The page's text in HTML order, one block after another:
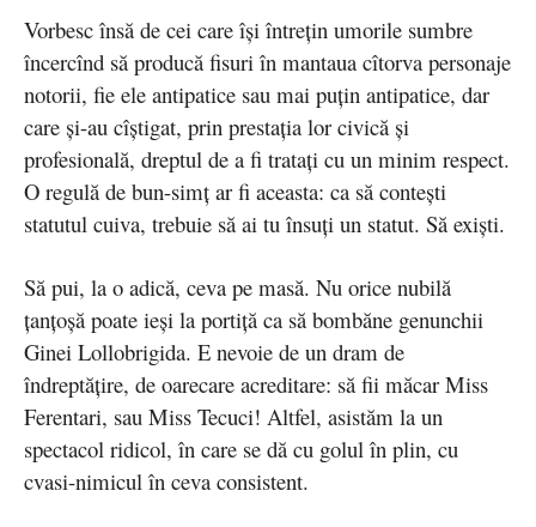
Vorbesc însă de cei care îşi întreţin umorile sumbre
încercînd să producă fisuri în mantaua cîtorva personaje
notorii, fie ele antipatice sau mai puţin antipatice, dar
care şi-au cîştigat, prin prestaţia lor civică şi
profesională, dreptul de a fi trataţi cu un minim respect.
O regulă de bun-simţ ar fi aceasta: ca să conteşti
statutul cuiva, trebuie să ai tu însuţi un statut. Să exişti.
Să pui, la o adică, ceva pe masă. Nu orice nubilă
ţanţoşă poate ieşi la portiţă ca să bombăne genunchii
Ginei Lollobrigida. E nevoie de un dram de
îndreptăţire, de oarecare acreditare: să fii măcar Miss
Ferentari, sau Miss Tecuci! Altfel, asistăm la un
spectacol ridicol, în care se dă cu golul în plin, cu
cvasi-nimicul în ceva consistent.